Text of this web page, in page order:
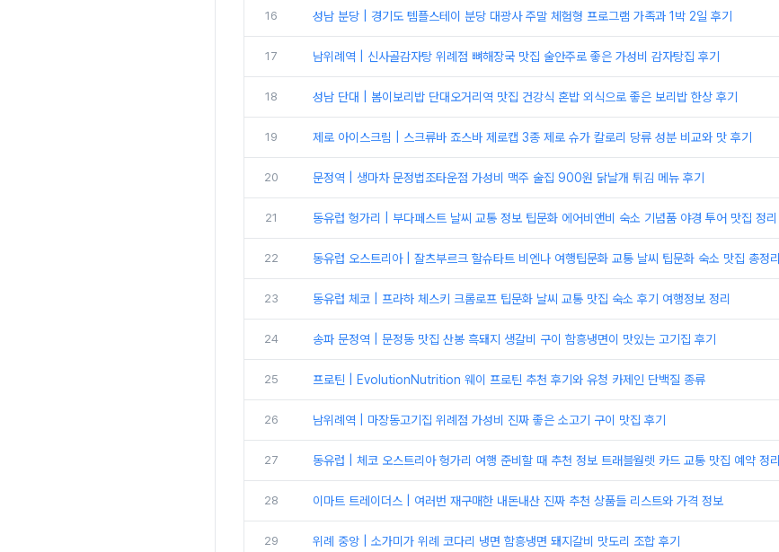
16 성남 분당 | 경기도 템플스테이 분당 대광사 주말 체험형 프로그램 가족과 1박 2일 후기
17 남위례역 | 신사골감자탕 위례점 뼈해장국 맛집 술안주로 좋은 가성비 감자탕집 후기
18 성남 단대 | 봄이보리밥 단대오거리역 맛집 건강식 혼밥 외식으로 좋은 보리밥 한상 후기
19 제로 아이스크림 | 스크류바 죠스바 제로캡 3종 제로 슈가 칼로리 당류 성분 비교와 맛 후기
20 문정역 | 생마차 문정법조타운점 가성비 맥주 술집 900원 닭날개 튀김 메뉴 후기
21 동유럽 헝가리 | 부다페스트 날씨 교통 정보 팁문화 에어비앤비 숙소 기념품 야경 투어 맛집 정리
22 동유럽 오스트리아 | 잘츠부르크 할슈타트 비엔나 여행팁문화 교통 날씨 팁문화 숙소 맛집 총정리
23 동유럽 체코 | 프라하 체스키 크롬로프 팁문화 날씨 교통 맛집 숙소 후기 여행정보 정리
24 송파 문정역 | 문정동 맛집 산봉 흑돼지 생갈비 구이 함흥냉면이 맛있는 고기집 후기
25 프로틴 | EvolutionNutrition 웨이 프로틴 추천 후기와 유청 카제인 단백질 종류
26 남위례역 | 마장동고기집 위례점 가성비 진짜 좋은 소고기 구이 맛집 후기
27 동유럽 | 체코 오스트리아 헝가리 여행 준비할 때 추천 정보 트래블월렛 카드 교통 맛집 예약 정리
28 이마트 트레이더스 | 여러번 재구매한 내돈내산 진짜 추천 상품들 리스트와 가격 정보
29 위례 중앙 | 소가미가 위례 코다리 냉면 함흥냉면 돼지갈비 맛도리 조합 후기